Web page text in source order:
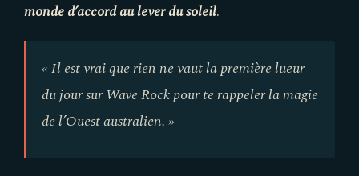
monde d’accord au lever du soleil.
« Il est vrai que rien ne vaut la première lueur
du jour sur Wave Rock pour te rappeler la magie
de l’Ouest australien. »